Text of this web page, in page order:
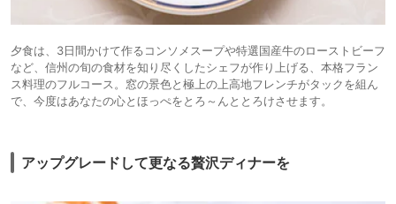
夕食は、3日間かけて作るコンソメスープや特選国産牛のローストビーフ
など、信州の旬の食材を知り尽くしたシェフが作り上げる、本格フラン
ス料理のフルコース。窓の景色と極上の上高地フレンチがタックを組ん
で、今度はあなたの心とほっぺをとろ～んととろけさせます。
アップグレードして更なる贅沢ディナーを